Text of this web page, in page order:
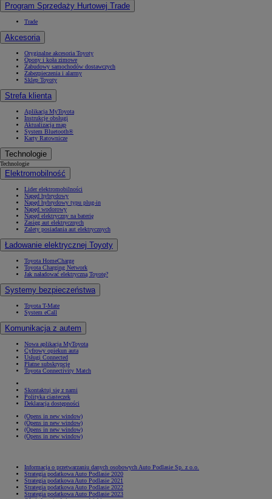
Program Sprzedaży Hurtowej Trade
Trade
Akcesoria
Oryginalne akcesoria Toyoty
Opony i koła zimowe
Zabudowy samochodów dostawczych
Zabezpieczenia i alarmy
Sklep Toyoty
Strefa klienta
Aplikacja MyToyota
Instrukcje obsługi
Aktualizacja map
System Bluetooth®
Karty Ratownicze
Technologie
Technologie
Elektromobilność
Lider elektromobilności
Napęd hybrydowy
Napęd hybrydowy typu plug-in
Napęd wodorowy
Napęd elektryczny na baterię
Zasięg aut elektrycznych
Zalety posiadania aut elektrycznych
Ładowanie elektrycznej Toyoty
Toyota HomeCharge
Toyota Charging Network
Jak naładować elektryczną Toyotę?
Systemy bezpieczeństwa
Toyota T-Mate
System eCall
Komunikacja z autem
Nowa aplikacja MyToyota
Cyfrowy opiekun auta
Usługi Connected
Płatne subskrypcje
Toyota Connectivity Match
Skontaktuj się z nami
Polityka ciasteczek
Deklaracja dostępności
(Opens in new window)
(Opens in new window)
(Opens in new window)
(Opens in new window)
Informacja o przetwarzaniu danych osobowych Auto Podlasie Sp. z o.o.
Strategia podatkowa Auto Podlasie 2020
Strategia podatkowa Auto Podlasie 2021
Strategia podatkowa Auto Podlasie 2022
Strategia podatkowa Auto Podlasie 2023